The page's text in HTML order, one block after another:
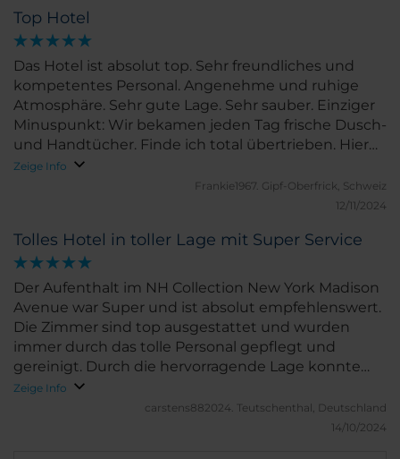
Top Hotel
Das Hotel ist absolut top. Sehr freundliches und
kompetentes Personal. Angenehme und ruhige
Atmosphäre. Sehr gute Lage. Sehr sauber. Einziger
Minuspunkt: Wir bekamen jeden Tag frische Dusch-
und Handtücher. Finde ich total übertrieben. Hier
fehlt der Unweltgedanke. Ist aber gerade der
Zeige Info
Frankie1967. Gipf-Oberfrick, Schweiz
12/11/2024
Tolles Hotel in toller Lage mit Super Service
Der Aufenthalt im NH Collection New York Madison
Avenue war Super und ist absolut empfehlenswert.
Die Zimmer sind top ausgestattet und wurden
immer durch das tolle Personal gepflegt und
gereinigt. Durch die hervorragende Lage konnte
man sehr viel zu Fuß erreichen. Wir fühlten uns sehr
wohl und wenn wir wieder mal in der Stadt die
niemals schläft sind, wird das Hotel unsere 1. Wahl
Zeige Info
carstens882024. Teutschenthal, Deutschland
14/10/2024